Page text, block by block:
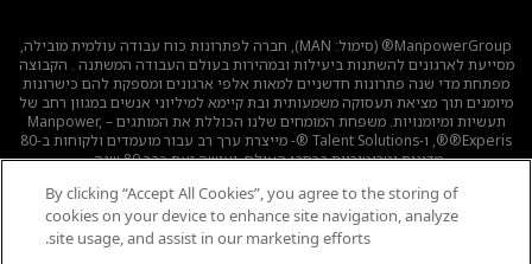
ManpowerGroup® (סימול: MAN), חברה לפתרונות כוח עבודה עולמית מובילה,
מסייעת לארגונים להשתנות ביעילות ובמהירות בעולם העבודה המשתנה . הקבוצה
מפתחת מדי שנה פתרונות חדשניים למאות אלפי ארגונים ומספקת להם כישרונות
מיומנים תוך מציאת תעסוקה משמעותית ובת קיימא למיליוני אנשים במגוון רחב של
תעשיות ומיומנויות. משפחת המומחים שלנו הכוללת את המותגים – Manpower,
®Experis®, ו-Talent Solutions ®- מייצרת ערך רב עבור מועמדים ולקוחות ב-80
מדינות וטריטוריות ברחבי העולם, ועושה זאת כבר 80 שנה.
לכל המשרות | מדיניות הפרטיות | תנאי השימוש | נגישות
קוד אתי
|
By clicking “Accept All Cookies”, you agree to the storing of
cookies on your device to enhance site navigation, analyze
site usage, and assist in our marketing efforts.